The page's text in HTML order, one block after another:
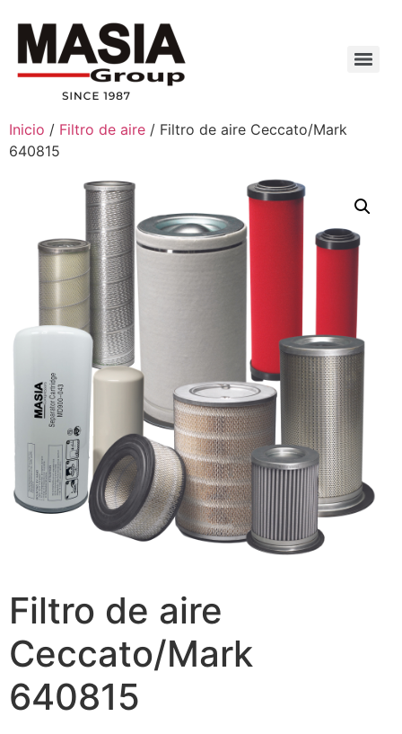
Inicio / Filtro de aire / Filtro de aire Ceccato/Mark
640815
Filtro de aire
Ceccato/Mark
640815